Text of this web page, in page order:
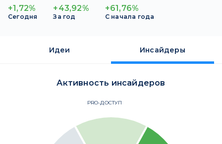
+1,72%
Сегодня
+43,92%
За год
+61,76%
С начала года
Идеи Инсайдеры
Активность инсайдеров
PRO-ДОСТУП